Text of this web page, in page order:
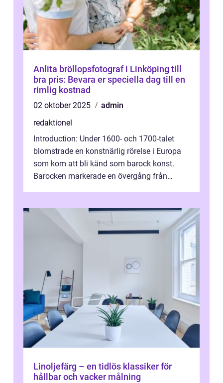
Anlita bröllopsfotograf i Linköping till
bra pris: Bevara er speciella dag till en
rimlig kostnad
02 oktober 2025
admin
redaktionel
Introduction: Under 1600- och 1700-talet
blomstrade en konstnärlig rörelse i Europa
som kom att bli känd som barock konst.
Barocken markerade en övergång från
Linoljefärg – en tidlös klassiker för
hållbar och vacker målning